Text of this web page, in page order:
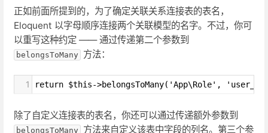
正如前面所提到的，为了确定关联关系连接表的表名，
Eloquent 以字母顺序连接两个关联模型的名字。不过，你可
以重写这种约定 —— 通过传递第二个参数到
belongsToMany 方法：
1 return $this->belongsToMany('App\Role',
除了自定义连接表的表名，你还可以通过传递额外参数到
belongsToMany
方法来自定义该表中字段的列名。第三个参